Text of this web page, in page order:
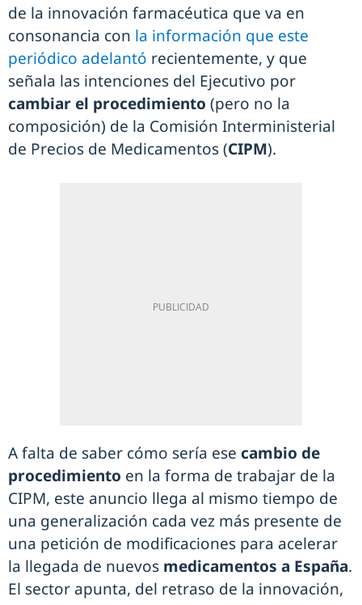
de la innovación farmacéutica que va en
consonancia con la información que este
periódico adelantó recientemente, y que
señala las intenciones del Ejecutivo por
cambiar el procedimiento (pero no la
composición) de la Comisión Interministerial
de Precios de Medicamentos (CIPM).
A falta de saber cómo sería ese cambio de
procedimiento en la forma de trabajar de la
CIPM, este anuncio llega al mismo tiempo de
una generalización cada vez más presente de
una petición de modificaciones para acelerar
la llegada de nuevos medicamentos a España.
El sector apunta, del retraso de la innovación,